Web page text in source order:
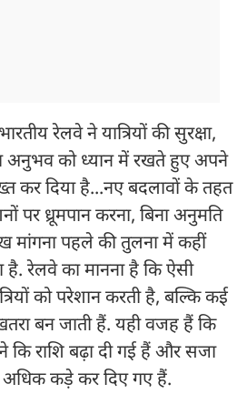
भारतीय रेलवे ने यात्रियों की सुरक्षा,
अनुभव को ध्यान में रखते हुए अपने
कर दिया है...नए बदलावों के तहत
पर ध्रूमपान करना, बिना अनुमति
मांगना पहले की तुलना में कहीं
है. रेलवे का मानना है कि ऐसी
को परेशान करती है, बल्कि कई
बन जाती हैं. यही वजह हैं कि
कि राशि बढ़ा दी गई हैं और सजा
अधिक कड़े कर दिए गए हैं.